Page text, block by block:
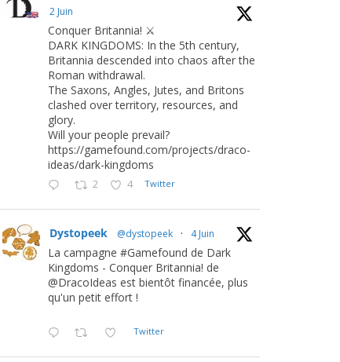
2 Juin
Conquer Britannia! ⚔️
DARK KINGDOMS: In the 5th century,
Britannia descended into chaos after the
Roman withdrawal.
The Saxons, Angles, Jutes, and Britons
clashed over territory, resources, and
glory.
Will your people prevail?
https://gamefound.com/projects/draco-
ideas/dark-kingdoms
2 4 Twitter
Dystopeek @dystopeek · 4 Juin
La campagne #Gamefound de Dark
Kingdoms - Conquer Britannia! de
@DracoIdeas est bientôt financée, plus
qu'un petit effort !
Twitter